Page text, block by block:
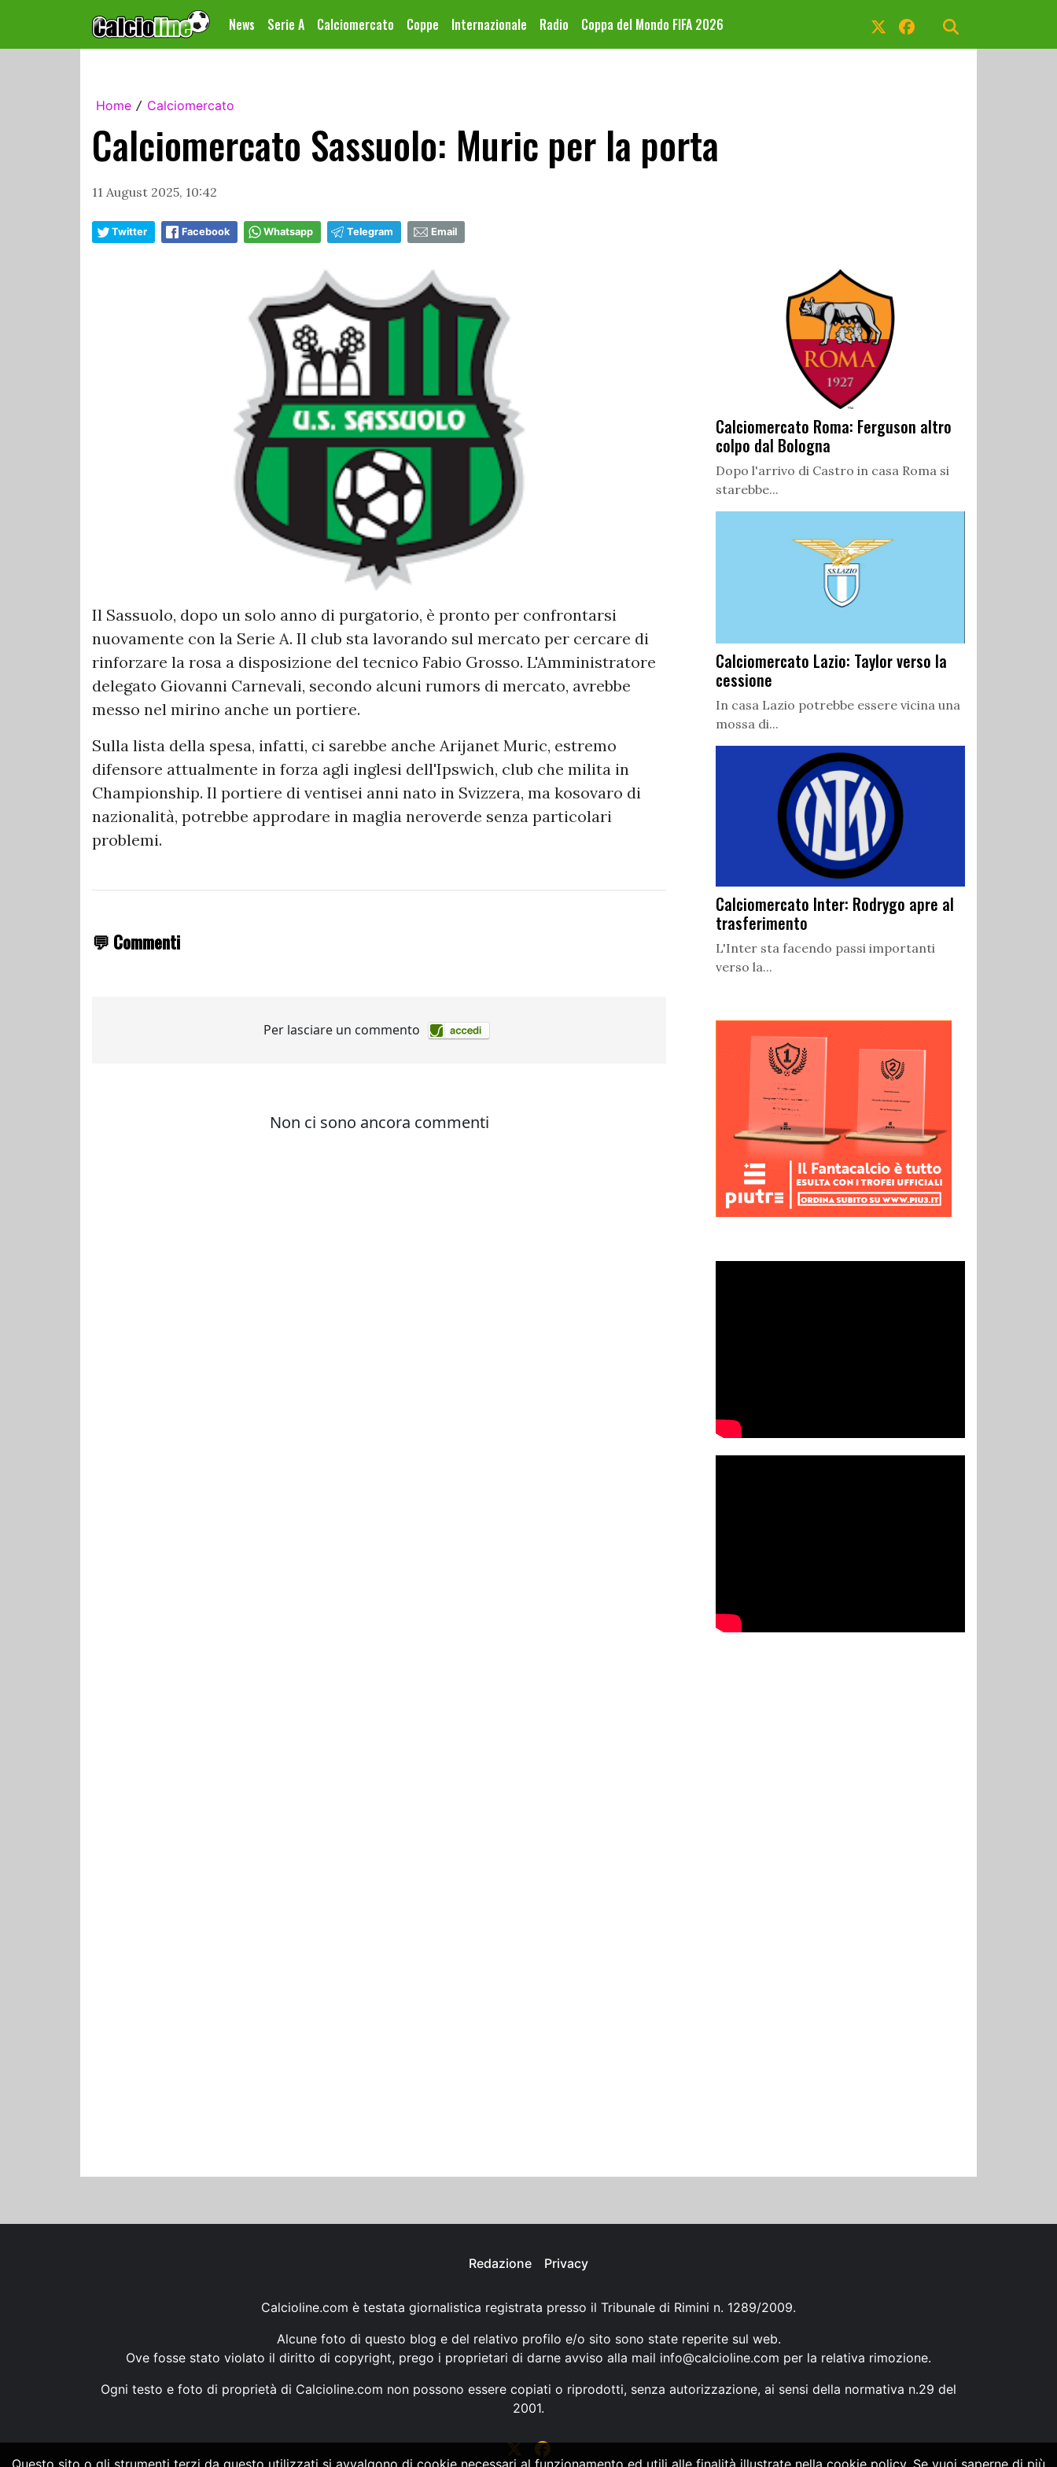
News Serie A Calciomercato Coppe Internazionale Radio Coppa del Mondo FIFA 2026
Home / Calciomercato
Calciomercato Sassuolo: Muric per la porta
11 August 2025, 10:42
Twitter Facebook Whatsapp Telegram Email
Il Sassuolo, dopo un solo anno di purgatorio, è pronto per confrontarsi
nuovamente con la Serie A. Il club sta lavorando sul mercato per cercare di
rinforzare la rosa a disposizione del tecnico Fabio Grosso. L'Amministratore
delegato Giovanni Carnevali, secondo alcuni rumors di mercato, avrebbe
messo nel mirino anche un portiere.
Sulla lista della spesa, infatti, ci sarebbe anche Arijanet Muric, estremo
difensore attualmente in forza agli inglesi dell'Ipswich, club che milita in
Championship. Il portiere di ventisei anni nato in Svizzera, ma kosovaro di
nazionalità, potrebbe approdare in maglia neroverde senza particolari
problemi.
💬 Commenti
Calciomercato Roma: Ferguson altro
colpo dal Bologna
Dopo l'arrivo di Castro in casa Roma si
starebbe...
Calciomercato Lazio: Taylor verso la
cessione
In casa Lazio potrebbe essere vicina una
mossa di...
Calciomercato Inter: Rodrygo apre al
trasferimento
L'Inter sta facendo passi importanti
verso la...
Redazione Privacy
Calcioline.com è testata giornalistica registrata presso il Tribunale di Rimini n. 1289/2009.
Alcune foto di questo blog e del relativo profilo e/o sito sono state reperite sul web.
Ove fosse stato violato il diritto di copyright, prego i proprietari di darne avviso alla mail info@calcioline.com per la relativa rimozione.
Ogni testo e foto di proprietà di Calcioline.com non possono essere copiati o riprodotti, senza autorizzazione, ai sensi della normativa n.29 del
2001.
Questo sito o gli strumenti terzi da questo utilizzati si avvalgono di cookie necessari al funzionamento ed utili alle finalità illustrate nella cookie policy. Se vuoi saperne di più